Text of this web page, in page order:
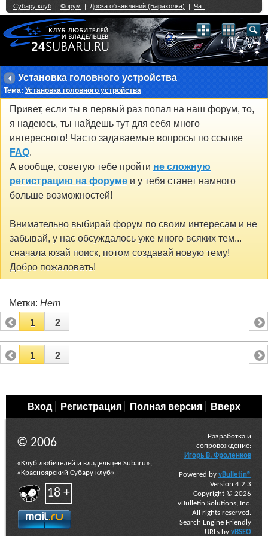
Установка головного устройства
Тема: Установка головного устройства
Привет, если ты в первый раз попал на наш форум, то,
я надеюсь, ты найдешь тут для себя много
интересного! Часто задаваемые вопросы по ссылке
FAQ.
А вообще, советую тебе пройти не сложную
регистрацию на форуме и у тебя станет намного
больше возможностей!
Внимательно выбирай форум по своим интересам и не
забывай, у нас обсуждалось уже много всяких тем...
сначала юзай поиск, потом создавай новую тему!
Добро пожаловать!
Метки: Нет
1
2
1 2
Вход Регистрация Полная версия Вверх
© 2006
«Клуб любителей и владельцев Subaru»,
«Красноярский Субару клуб»
18 +
Разработка и
сопровождение:
Игорь В. Фроленков
Powered by vBulletin®
Version 4.2.3
Copyright © 2026
vBulletin Solutions, Inc.
All rights reserved.
Search Engine Friendly
URLs by vBSEO
Single Sign On provided byvBSSO
2 3 4 5 6 7 8 9 10 11 12 13 14 15 16 17 18 21 22 23 24 25 26
27 28 29 30 31 32 33 34 35 36 37 38 39 40 41 42 43